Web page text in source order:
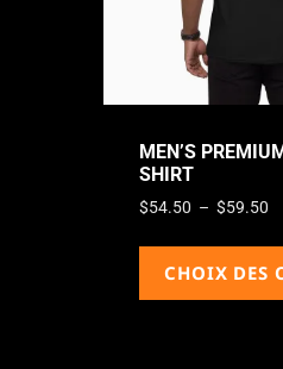
MEN’S
SHIRT
$54.50 – $59.50
CHOIX DES